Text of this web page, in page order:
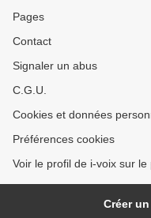
Pages
Contact
Signaler un abus
C.G.U.
Cookies et données
Préférences cookies
Voir le profil de i-voix sur le
Créer